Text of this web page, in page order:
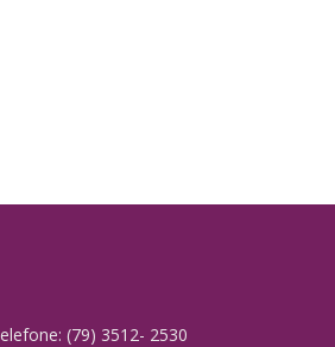
(79) 3512- 2530